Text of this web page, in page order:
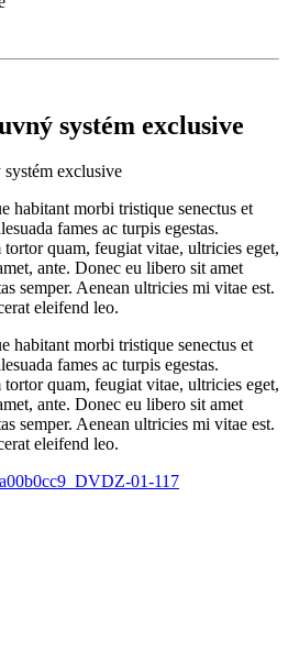
systém exclusive
habitant morbi tristique senectus et
fames ac turpis egestas.
quam, feugiat vitae, ultricies eget,
ante. Donec eu libero sit amet
semper. Aenean ultricies mi vitae est.
eleifend leo.
habitant morbi tristique senectus et
fames ac turpis egestas.
quam, feugiat vitae, ultricies eget,
ante. Donec eu libero sit amet
semper. Aenean ultricies mi vitae est.
eleifend leo.